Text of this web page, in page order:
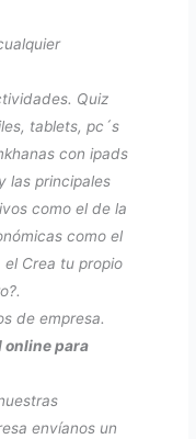
Quiz
tablets, pc´s
con ipads
las principales
como el de la
como el
el Crea tu propio
de empresa.
online para
envíanos un